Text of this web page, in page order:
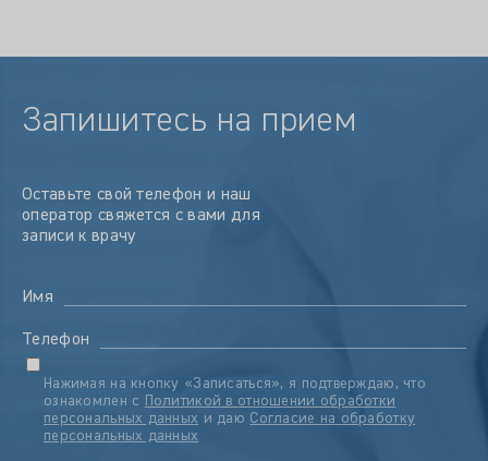
Запишитесь на прием
Оставьте свой телефон и наш
оператор свяжется с вами для
записи к врачу
Имя
Телефон
Нажимая на кнопку «Записаться», я подтверждаю, что
ознакомлен с
Политикой в отношении обработки
персональных данных и даю Согласие на обработку
персональных данных